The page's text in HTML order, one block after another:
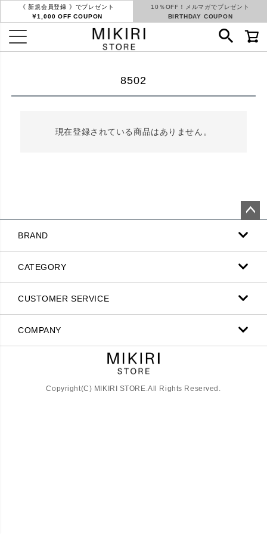
《 新規会員登録 》でプレゼント
￥1,000 OFF COUPON
10％OFF！メルマガでプレゼント
BIRTHDAY COUPON
8502
現在登録されている商品はありません。
ジト
ップ
へ
BRAND
CATEGORY
CUSTOMER SERVICE
COMPANY
Copyright(C) MIKIRI STORE.All Rights Reserved.